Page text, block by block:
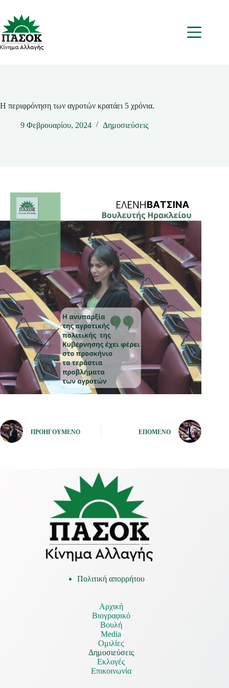
περιεχόμενο
Μενου
Η περιφρόνηση των αγροτών κρατάει 5 χρόνια.
9 Φεβρουαρίου, 2024 Δημοσιεύσεις
ΠΡΟΗΓΟΎΜΕΝΟ ΕΠΌΜΕΝΟ
Πολιτική απορρήτου
Αρχική
Βιογραφικό
Βουλή
Media
Ομιλίες
Δημοσιεύσεις
Εκλογές
Επικοινωνία